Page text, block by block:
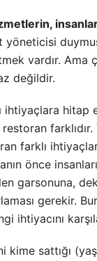
vardır.
değildir.
hitap
restoran
farklı
önce
garsonuna,
gerekir.
ihtiyacını
kime sattığı